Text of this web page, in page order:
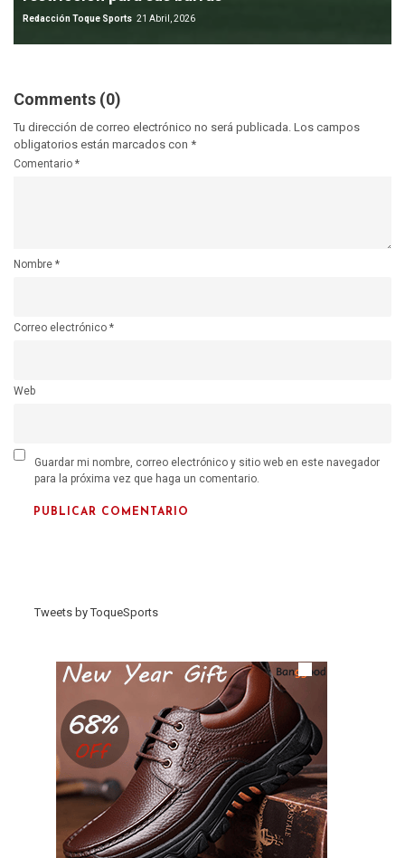
Redacción Toque Sports 21 Abril, 2026
Comments (0)
Tu dirección de correo electrónico no será publicada. Los campos
obligatorios están marcados con *
Comentario *
Nombre *
Correo electrónico *
Web
Guardar mi nombre, correo electrónico y sitio web en este navegador
para la próxima vez que haga un comentario.
Tweets by ToqueSports